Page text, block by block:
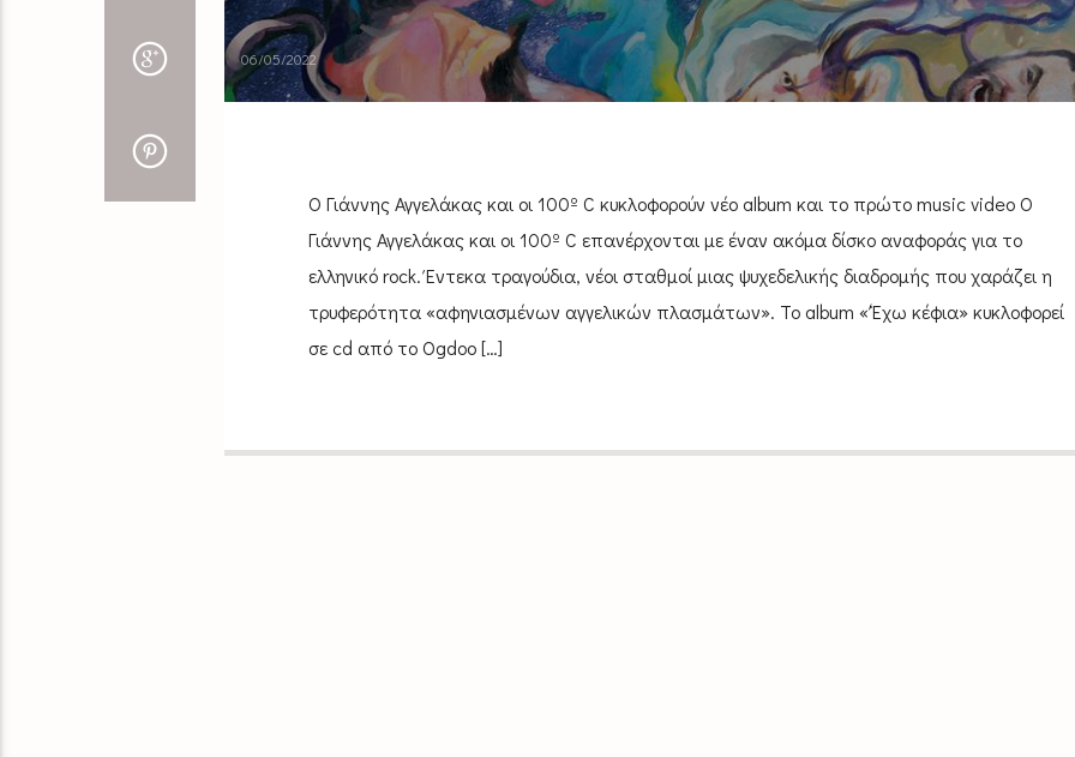
06/05/2022
Ο Γιάννης Αγγελάκας και οι 100º C κυκλοφορούν νέο album και το πρώτο music video Ο
Γιάννης Αγγελάκας και οι 100º C επανέρχονται με έναν ακόμα δίσκο αναφοράς για το
ελληνικό rock. Έντεκα τραγούδια, νέοι σταθμοί μιας ψυχεδελικής διαδρομής που χαράζει η
τρυφερότητα «αφηνιασμένων αγγελικών πλασμάτων». To album «‘Έχω κέφια» κυκλοφορεί
σε cd από το Ogdoo […]